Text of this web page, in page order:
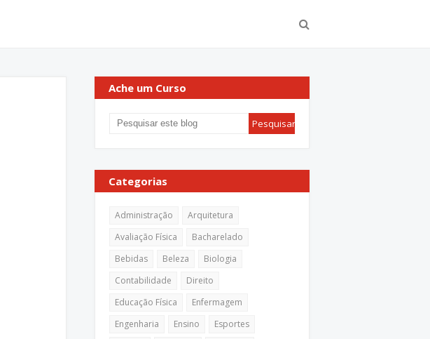
Ache um Curso
Categorias
Administração
Arquitetura
Avaliação Física
Bacharelado
Bebidas
Beleza
Biologia
Contabilidade
Direito
Educação Física
Enfermagem
Engenharia
Ensino
Esportes